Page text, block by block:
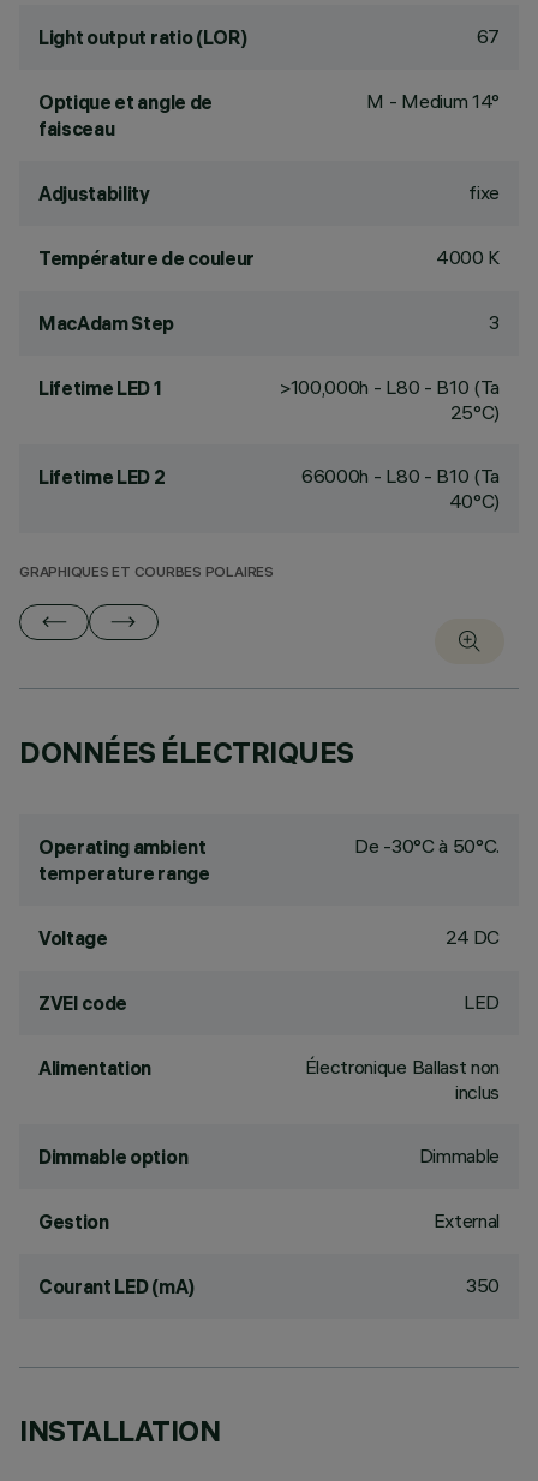
Light output ratio (LOR) 67
Optique et angle de
faisceau
M - Medium 14°
Adjustability fixe
Température de couleur 4000 K
MacAdam Step 3
Lifetime LED 1
>100,000h - L80 - B10 (Ta
25°C)
Lifetime LED 2
66000h - L80 - B10 (Ta
40°C)
GRAPHIQUES ET COURBES POLAIRES
DONNÉES ÉLECTRIQUES
Operating ambient
temperature range
De -30°C à 50°C.
Voltage 24 DC
ZVEI code LED
Alimentation
Électronique Ballast non
inclus
Dimmable option Dimmable
Gestion External
Courant LED (mA) 350
INSTALLATION